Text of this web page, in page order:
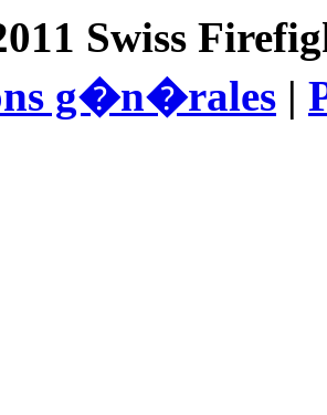
Swiss
g�n�rales |